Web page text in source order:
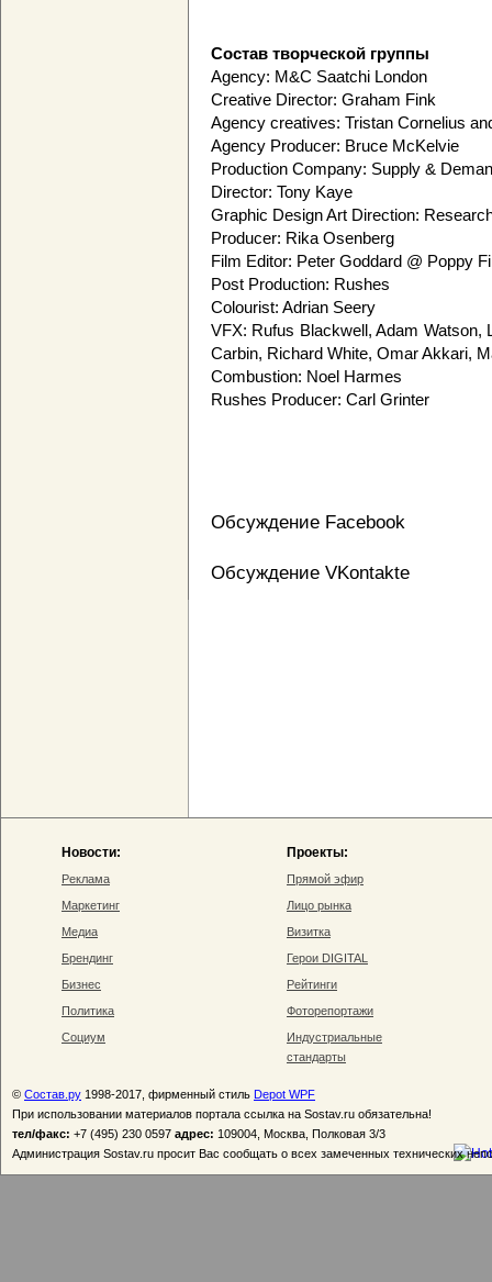
Состав творческой группы
Agency: M&C Saatchi London
Creative Director: Graham Fink
Agency creatives: Tristan Cornelius
Agency Producer: Bruce McKelvie
Production Company: Supply &
Director: Tony Kaye
Graphic Design Art Direction:
Producer: Rika Osenberg
Film Editor: Peter Goddard @ Poppy
Post Production: Rushes
Colourist: Adrian Seery
VFX: Rufus Blackwell, Adam
Carbin, Richard White, Omar Akkari,
Combustion: Noel Harmes
Rushes Producer: Carl Grinter
Обсуждение Facebook
Обсуждение VKontakte
Новости:
Реклама
Маркетинг
Медиа
Брендинг
Бизнес
Политика
Социум
Проекты:
Прямой эфир
Лицо рынка
Визитка
Герои DIGITAL
Рейтинги
Фоторепортажи
Индустриальные
стандарты
© Состав.ру 1998-2017, фирменный стиль Depot WPF
При использовании материалов портала ссылка на Sostav.ru обязательна!
тел/факс: +7 (495) 230 0597 адрес: 109004, Москва, Полковая 3/3
Администрация Sostav.ru просит Вас сообщать о всех замеченных технических